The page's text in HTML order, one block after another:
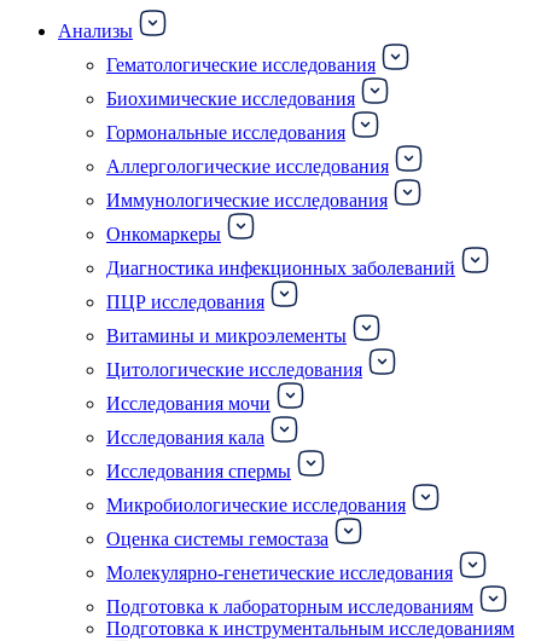
Анализы
Гематологические исследования
Биохимические исследования
Гормональные исследования
Аллергологические исследования
Иммунологические исследования
Онкомаркеры
Диагностика инфекционных заболеваний
ПЦР исследования
Витамины и микроэлементы
Цитологические исследования
Исследования мочи
Исследования кала
Исследования спермы
Микробиологические исследования
Оценка системы гемостаза
Молекулярно-генетические исследования
Подготовка к лабораторным исследованиям
Подготовка к инструментальным исследованиям